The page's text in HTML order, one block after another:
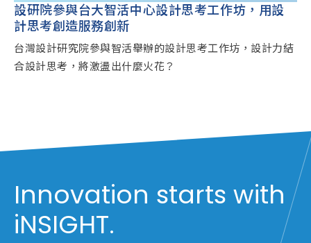
設研院參與台大智活中心設計思考工作坊，用設
計思考創造服務創新
台灣設計研究院參與智活舉辦的設計思考工作坊，設計力結
合設計思考，將激盪出什麼火花？
Innovation starts with
iNSIGHT.